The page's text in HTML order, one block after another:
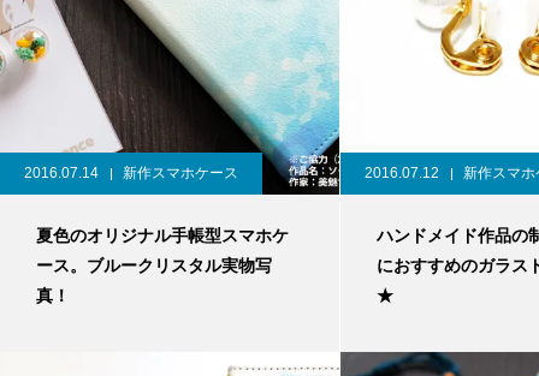
2016.07.14 新作スマホケース
夏色のオリジナル手帳型スマホケ
ース。ブルークリスタル実物写
真！
2016.07.12 新作スマ
ハンドメイド作品の
におすすめのガラス
★